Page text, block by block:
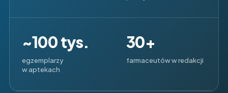
~100 tys.
egzemplarzy
w aptekach
30+
farmaceutów w redakcji